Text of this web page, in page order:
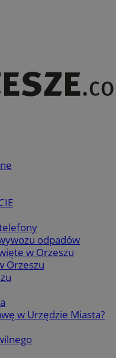
odpadów
w Orzeszu
Orzeszu
w Urzędzie Miasta?